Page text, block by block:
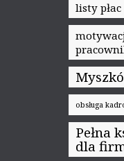
listy płac
obsługa
Pełna
dla